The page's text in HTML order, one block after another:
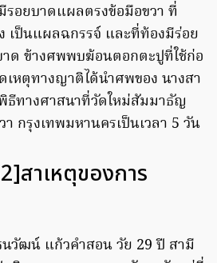
รอยบาดแผลตรงข้อมือขวา ที่
เป็นแผลฉกรรจ์ และที่ท้องมีร่อย
ด ข้างศพพบฆ้อนตอกตะปูที่ใช้ก่อ
เหตุทางญาติได้นำศพของ นางสา
ธีทางศาสนาที่วัดใหม่สัมมาธัญ
กรุงเทพมหานครเป็นเวลา 5 วัน
สาเหตุของการ
วัฒน์ แก้วคำสอน วัย 29 ปี สามี